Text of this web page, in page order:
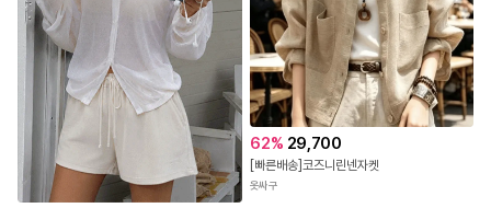
62% 29,700
[빠른배송]코즈니린넨자켓
옷싸구